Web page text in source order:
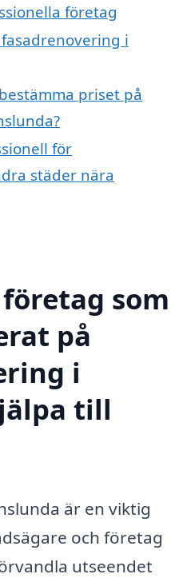
företag
i
priset på
för
städer nära
som
på
i
till
är en viktig
och företag
utseendet